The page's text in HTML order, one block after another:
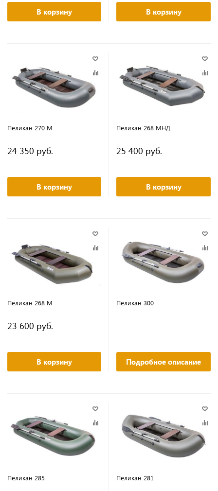
В корзину В корзину
Пеликан 270 М
24 350 руб.
В корзину
Пеликан 268 МНД
25 400 руб.
В корзину
Пеликан 268 М
23 600 руб.
В корзину
Пеликан 300
Подробное описание
Пеликан 285 Пеликан 281